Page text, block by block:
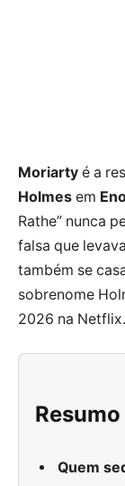
Moriarty é a
Holmes em
Rathe” nunca
falsa que
também se
sobrenome
2026 na Netflix.
Quem